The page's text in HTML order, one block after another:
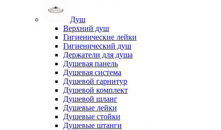
Душ
Верхний душ
Гигиенические лейки
Гигиенический душ
Держатели для душа
Душевая панель
Душевая система
Душевой гарнитур
Душевой комплект
Душевой шланг
Душевые лейки
Душевые стойки
Душевые штанги